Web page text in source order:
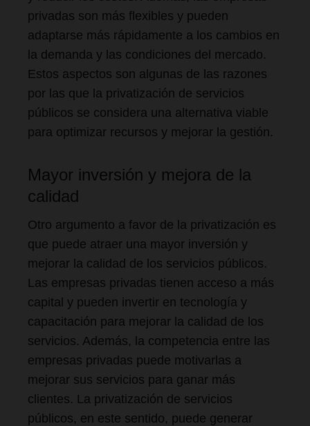
privadas son más flexibles y pueden
adaptarse más rápidamente a los cambios en
la demanda y las condiciones del mercado.
Estos aspectos son algunas de las razones
por las que la privatización de servicios
públicos se considera una alternativa viable
para optimizar recursos y mejorar la gestión.
Mayor inversión y mejora de la
calidad
Otro argumento a favor de la privatización es
que puede atraer una mayor inversión y
mejorar la calidad de los servicios públicos.
Las empresas privadas tienen acceso a más
capital y pueden invertir en tecnología y
capacitación para mejorar la calidad de los
servicios. Además, la competencia entre las
empresas privadas puede motivarlas a
mejorar sus servicios para ganar más
clientes. La privatización de servicios
públicos, en este sentido, puede generar